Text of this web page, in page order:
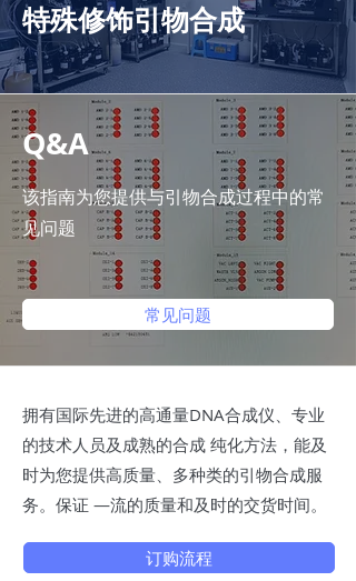
特殊修饰引物合成
Q&A
该指南为您提供与引物合成过程中的常
见问题
常见问题
拥有国际先进的高通量DNA合成仪、专业
的技术人员及成熟的合成 纯化方法，能及
时为您提供高质量、多种类的引物合成服
务。保证 —流的质量和及时的交货时间。
订购流程